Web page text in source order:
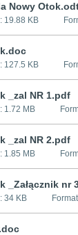
Nowy
19.88 KB
127.5 KB
_zal NR 1.pdf
1.72 MB
_zal NR 2.pdf
1.85 MB
_Załącznik
34 KB